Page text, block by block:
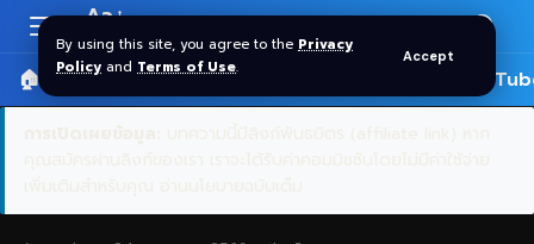
By using this site, you agree to the Privacy
Policy and Terms of Use.
Accept
Resizer
Aa
🏠 หน้าแรก ราคาทอง SPDR 🎬